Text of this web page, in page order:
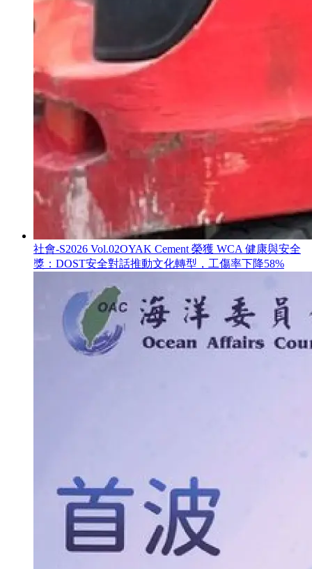
社會-S2026 Vol.02OYAK Cement 榮獲 WCA 健康與安全
獎：DOST安全對話推動文化轉型，工傷率下降58%